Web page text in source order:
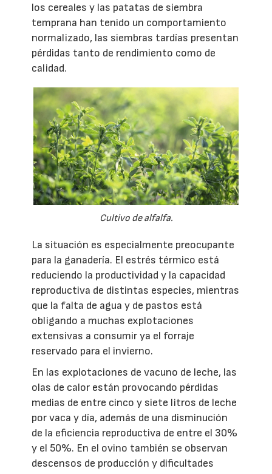
los cereales y las patatas de siembra
temprana han tenido un comportamiento
normalizado, las siembras tardías presentan
pérdidas tanto de rendimiento como de
calidad.
Cultivo de alfalfa.
La situación es especialmente preocupante
para la ganadería. El estrés térmico está
reduciendo la productividad y la capacidad
reproductiva de distintas especies, mientras
que la falta de agua y de pastos está
obligando a muchas explotaciones
extensivas a consumir ya el forraje
reservado para el invierno.
En las explotaciones de vacuno de leche, las
olas de calor están provocando pérdidas
medias de entre cinco y siete litros de leche
por vaca y día, además de una disminución
de la eficiencia reproductiva de entre el 30%
y el 50%. En el ovino también se observan
descensos de producción y dificultades